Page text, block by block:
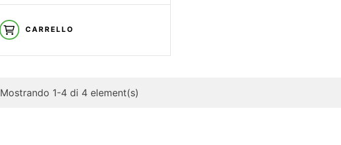
CARRELLO
Mostrando 1-4 di 4 element(s)